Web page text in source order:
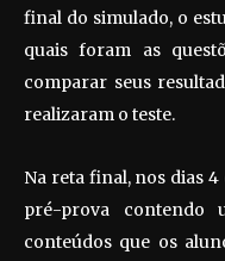
final do simulado, o
quais foram as
comparar seus
realizaram o teste.
Na reta final, nos dias 4
pré-prova contendo
conteúdos que os